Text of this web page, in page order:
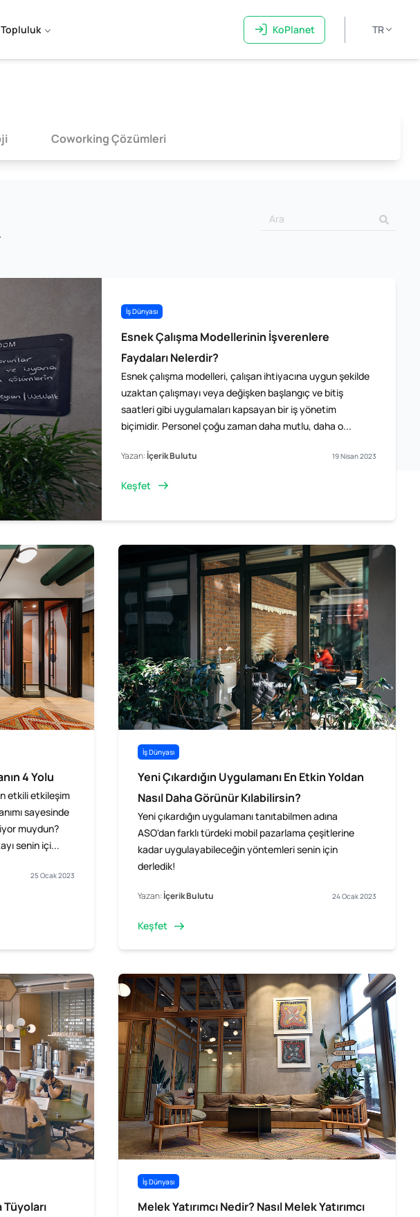
Topluluk KoPlanet TR
Coworking Çözümleri
İş Dünyası
Esnek Çalışma Modellerinin İşverenlere
Faydaları Nelerdir?
Esnek çalışma modelleri, çalışan ihtiyacına uygun şekilde
uzaktan çalışmayı veya değişken başlangıç ve bitiş ​
saatleri gibi uygulamaları kapsayan bir iş yönetim
biçimidir. Personel çoğu zaman daha mutlu, daha o...
Yazan:İçerik Bulutu 19 Nisan 2023
Keşfet
4 Yolu
etkili etkileşim
sayesinde
muydun?
senin içi...
25 Ocak 2023
İş Dünyası
Yeni Çıkardığın Uygulamanı En Etkin Yoldan
Nasıl Daha Görünür Kılabilirsin?
Yeni çıkardığın uygulamanı tanıtabilmen adına
ASO'dan farklı türdeki mobil pazarlama çeşitlerine
kadar uygulayabileceğin yöntemleri senin için
derledik!
Yazan:İçerik Bulutu 24 Ocak 2023
Keşfet
Tüyoları
İş Dünyası
Melek Yatırımcı Nedir? Nasıl Melek Yatırımcı